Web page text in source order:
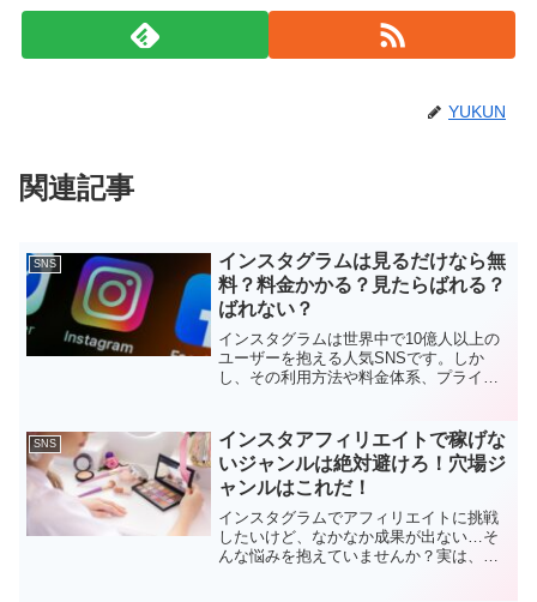
YUKUN
関連記事
SNS
インスタグラムは見るだけなら無
料？料金かかる？見たらばれる？
ばれない？
インスタグラムは世界中で10億人以上の
ユーザーを抱える人気SNSです。しか
し、その利用方法や料金体系、プライバ
覧に関する様々な疑問を詳しく解説しま
す。1. インスタグラ...
SNS
インスタアフィリエイトで稼げな
いジャンルは絶対避けろ！穴場ジ
ャンルはこれだ！
インスタグラムでアフィリエイトに挑戦
したいけど、なかなか成果が出ない…そ
んな悩みを抱えていませんか？実は、イ